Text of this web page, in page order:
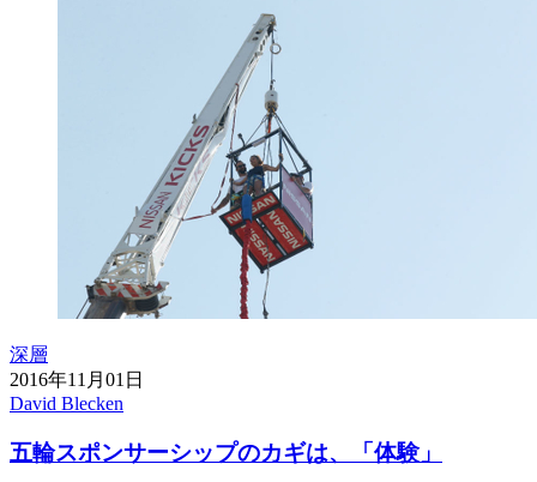
深層
2016年11月01日
David Blecken
五輪スポンサーシップのカギは、「体験」